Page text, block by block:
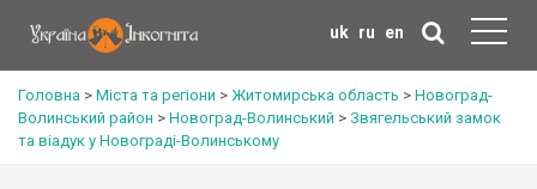
uk ru en
Головна > Міста та регіони > Житомирська область > Новоград-
Волинський район > Новоград-Волинський > Звягельський замок
та віадук у Новограді-Волинському